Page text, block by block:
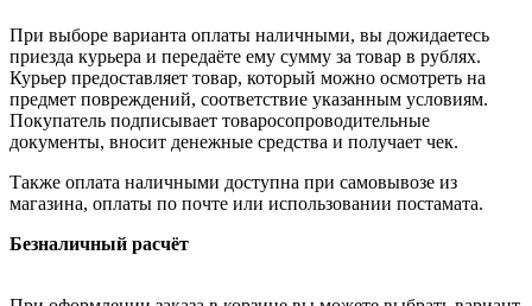
При выборе варианта оплаты наличными, вы дожидаетесь
приезда курьера и передаёте ему сумму за товар в рублях.
Курьер предоставляет товар, который можно осмотреть на
предмет повреждений, соответствие указанным условиям.
Покупатель подписывает товаросопроводительные
документы, вносит денежные средства и получает чек.
Также оплата наличными доступна при самовывозе из
магазина, оплаты по почте или использовании постамата.
Безналичный расчёт